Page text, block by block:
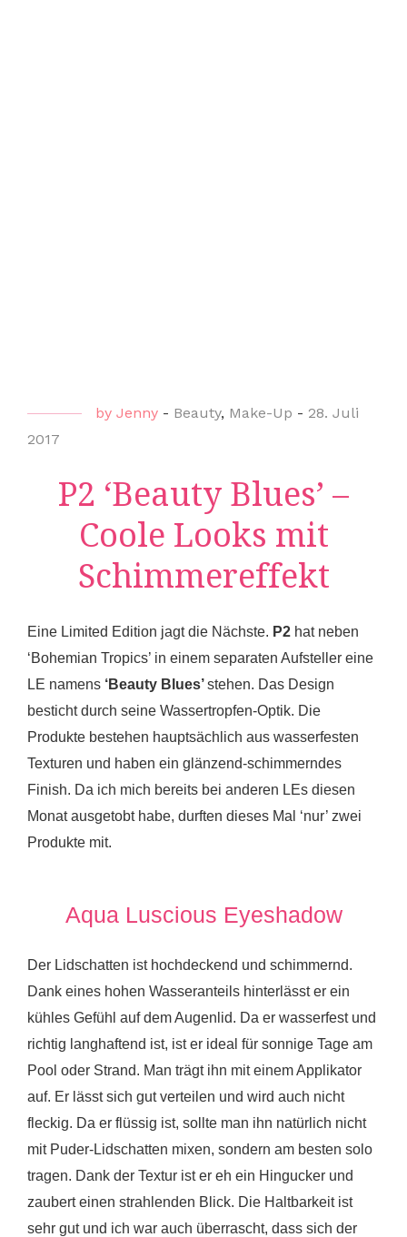
by Jenny - Beauty, Make-Up - 28. Juli
2017
P2 ‘Beauty Blues’ –
Coole Looks mit
Schimmereffekt
Eine Limited Edition jagt die Nächste. P2 hat neben
‘Bohemian Tropics’ in einem separaten Aufsteller eine
LE namens ‘Beauty Blues’stehen. Das Design
besticht durch seine Wassertropfen-Optik. Die
Produkte bestehen hauptsächlich aus wasserfesten
Texturen und haben ein glänzend-schimmerndes
Finish. Da ich mich bereits bei anderen LEs diesen
Monat ausgetobt habe, durften dieses Mal ‘nur’ zwei
Produkte mit.
Aqua Luscious Eyeshadow
Der Lidschatten ist hochdeckend und schimmernd.
Dank eines hohen Wasseranteils hinterlässt er ein
kühles Gefühl auf dem Augenlid. Da er wasserfest und
richtig langhaftend ist, ist er ideal für sonnige Tage am
Pool oder Strand. Man trägt ihn mit einem Applikator
auf. Er lässt sich gut verteilen und wird auch nicht
fleckig. Da er flüssig ist, sollte man ihn natürlich nicht
mit Puder-Lidschatten mixen, sondern am besten solo
tragen. Dank der Textur ist er eh ein Hingucker und
zaubert einen strahlenden Blick. Die Haltbarkeit ist
sehr gut und ich war auch überrascht, dass sich der